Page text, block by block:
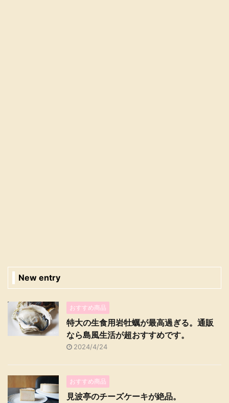
New entry
おすすめ商品
特大の生食用岩牡蠣が最高過ぎる。通販
なら島風生活が超おすすめです。
2024/4/24
おすすめ商品
見波亭のチーズケーキが絶品。